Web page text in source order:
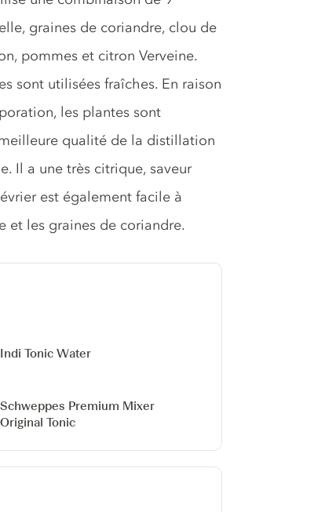
graines de coriandre, clou de
pommes et citron Verveine.
sont utilisées fraîches. En raison
les plantes sont
qualité de la distillation
Il a une très citrique, saveur
est également facile à
et les graines de coriandre.
Indi Tonic Water
Schweppes Premium Mixer
Original Tonic